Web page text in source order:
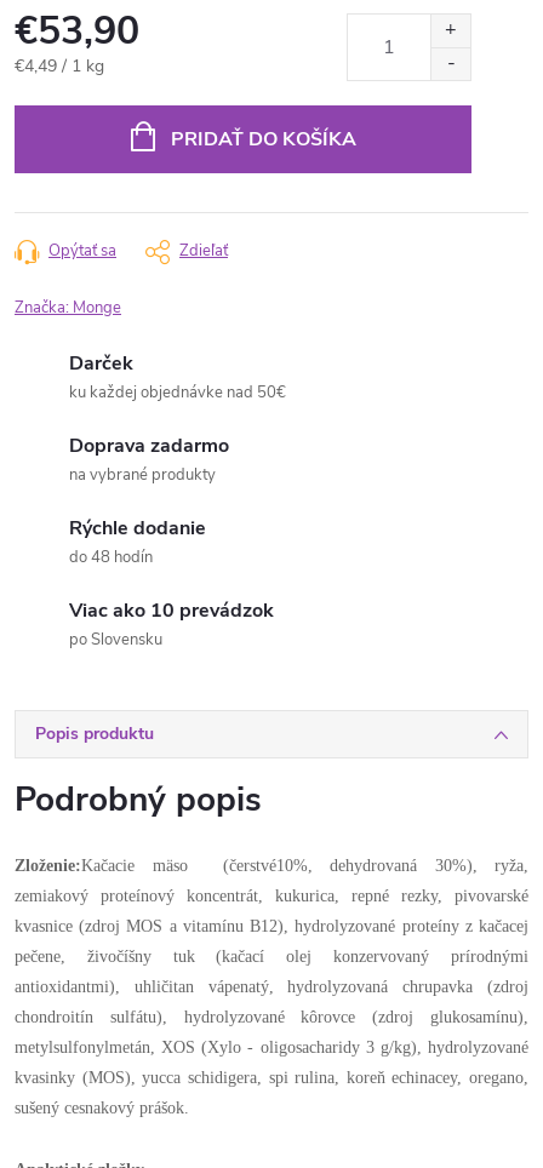
€53,90
Jednotková
€4,49 / 1 kg
PRIDAŤ DO KOŠÍKA
Opýtať sa Zdieľať
Značka: Monge
Darček
ku každej objednávke nad 50€
Doprava zadarmo
na vybrané produkty
Rýchle dodanie
do 48 hodín
Viac ako 10 prevádzok
po Slovensku
Popis produktu
Podrobný popis
Zloženie:Kačacie mäso (čerstvé10%, dehydrovaná 30%), ryža,
zemiakový proteínový koncentrát, kukurica, repné rezky, pivovarské
kvasnice (zdroj MOS a vitamínu B12), hydrolyzované proteíny z kačacej
pečene, živočíšny tuk (kačací olej konzervovaný prírodnými
antioxidantmi), uhličitan vápenatý, hydrolyzovaná chrupavka (zdroj
chondroitín sulfátu), hydrolyzované kôrovce (zdroj glukosamínu),
metylsulfonylmetán, XOS (Xylo - oligosacharidy 3 g/kg), hydrolyzované
kvasinky (MOS), yucca schidigera, spi rulina, koreň echinacey, oregano,
sušený cesnakový prášok.